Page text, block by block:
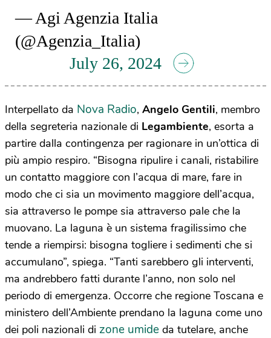
— Agi Agenzia Italia
(@Agenzia_Italia)
July 26, 2024
Interpellato da Nova Radio, Angelo Gentili, membro
della segreteria nazionale di Legambiente, esorta a
partire dalla contingenza per ragionare in un’ottica di
più ampio respiro. “Bisogna ripulire i canali, ristabilire
un contatto maggiore con l’acqua di mare, fare in
modo che ci sia un movimento maggiore dell’acqua,
sia attraverso le pompe sia attraverso pale che la
muovano. La laguna è un sistema fragilissimo che
tende a riempirsi: bisogna togliere i sedimenti che si
accumulano”, spiega. “Tanti sarebbero gli interventi,
ma andrebbero fatti durante l’anno, non solo nel
periodo di emergenza. Occorre che regione Toscana e
ministero dell’Ambiente prendano la laguna come uno
dei poli nazionali di zone umide da tutelare, anche